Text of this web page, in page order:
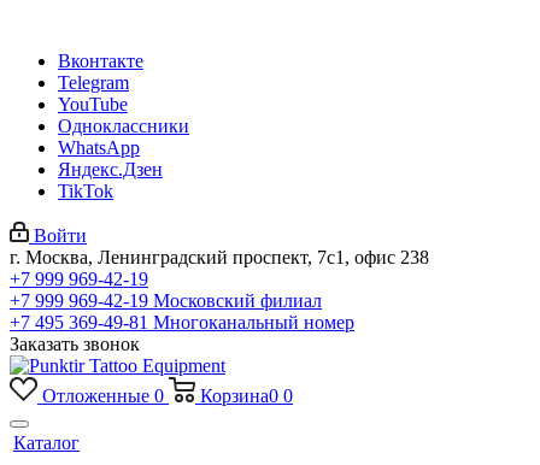
Вконтакте
Telegram
YouTube
Одноклассники
WhatsApp
Яндекс.Дзен
TikTok
Войти
г. Москва, Ленинградский проспект, 7с1, офис 238
+7 999 969-42-19
+7 999 969-42-19 Московский филиал
+7 495 369-49-81 Многоканальный номер
Заказать звонок
Отложенные 0 Корзина0 0
Каталог